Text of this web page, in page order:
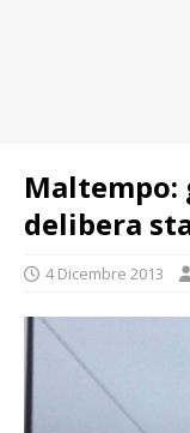
delibera
4 Dicembre 2013